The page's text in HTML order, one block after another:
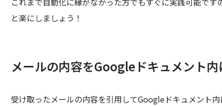
と楽にしましょう！
メールの内容をGoogleドキュメント
受け取ったメールの内容を引用してGoogleドキュメント